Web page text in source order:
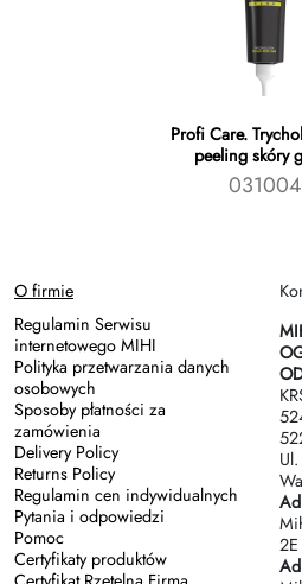
Profi Care.
peeling skóry
031004
O firmie
Regulamin Serwisu
internetowego MIHI
Polityka przetwarzania danych
osobowych
Sposoby płatności za
zamówienia
Delivery Policy
Returns Policy
Regulamin cen indywidualnych
Pytania i odpowiedzi
Pomoc
Certyfikaty produktów
2Е